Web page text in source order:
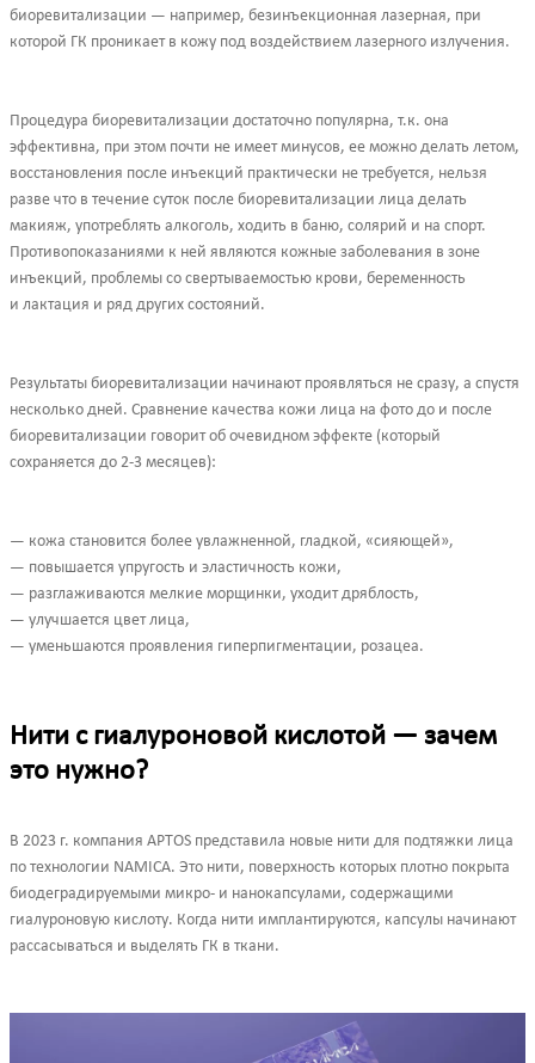
биоревитализации — например, безинъекционная лазерная, при
которой ГК проникает в кожу под воздействием лазерного излучения.
Процедура биоревитализации достаточно популярна, т.к. она
эффективна, при этом почти не имеет минусов, ее можно делать летом,
восстановления после инъекций практически не требуется, нельзя
разве что в течение суток после биоревитализации лица делать
макияж, употреблять алкоголь, ходить в баню, солярий и на спорт.
Противопоказаниями к ней являются кожные заболевания в зоне
инъекций, проблемы со свертываемостью крови, беременность
и лактация и ряд других состояний.
Результаты биоревитализации начинают проявляться не сразу, а спустя
несколько дней. Сравнение качества кожи лица на фото до и после
биоревитализации говорит об очевидном эффекте (который
сохраняется до 2-3 месяцев):
— кожа становится более увлажненной, гладкой, «сияющей»,
— повышается упругость и эластичность кожи,
— разглаживаются мелкие морщинки, уходит дряблость,
— улучшается цвет лица,
— уменьшаются проявления гиперпигментации, розацеа.
Нити с гиалуроновой кислотой — зачем
это нужно?
В 2023 г. компания APTOS представила новые нити для подтяжки лица
по технологии NAMICA. Это нити, поверхность которых плотно покрыта
биодеградируемыми микро- и нанокапсулами, содержащими
гиалуроновую кислоту. Когда нити имплантируются, капсулы начинают
рассасываться и выделять ГК в ткани.